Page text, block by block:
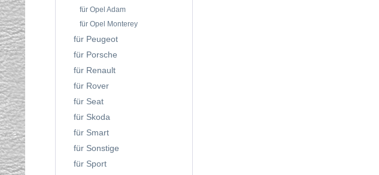
für Opel Adam
für Opel Monterey
für Peugeot
für Porsche
für Renault
für Rover
für Seat
für Skoda
für Smart
für Sonstige
für Sport